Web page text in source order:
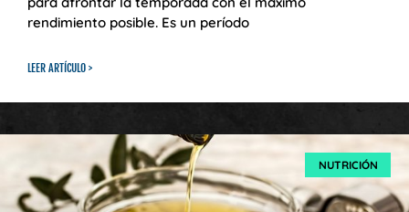
rendimiento posible. Es un período
LEER ARTÍCULO >
NUTRICIÓN